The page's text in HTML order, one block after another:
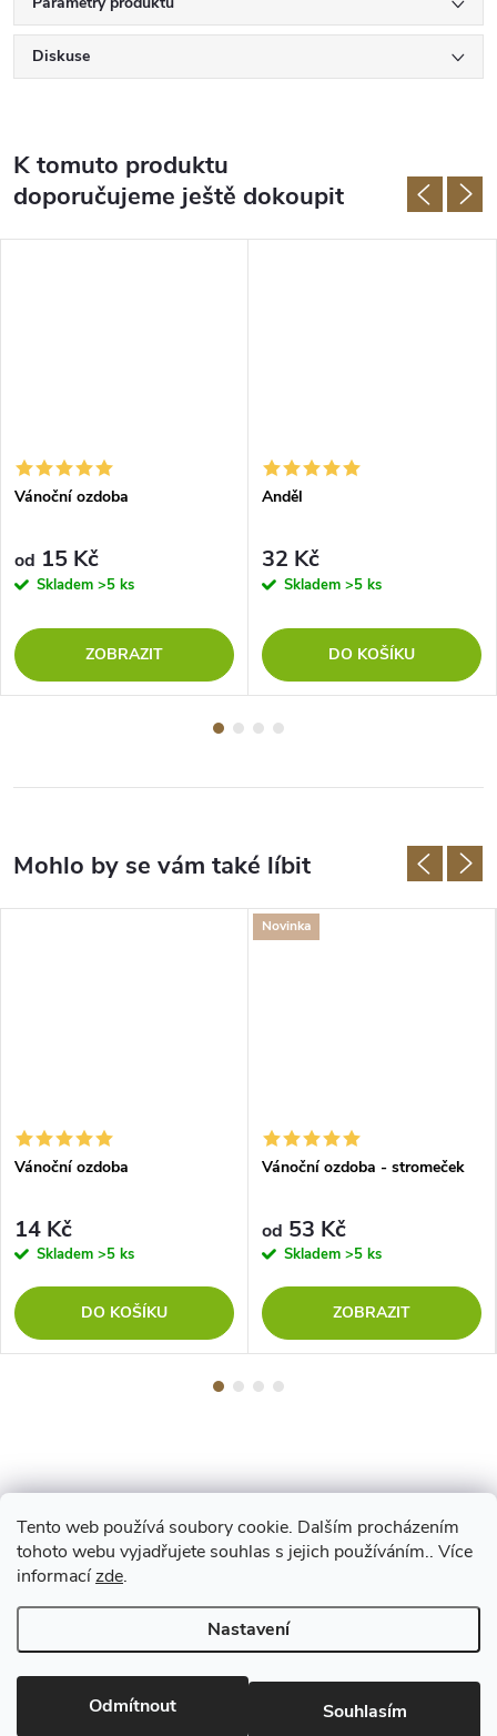
Tento web používá soubory cookie. Dalším procházením
tohoto webu vyjadřujete souhlas s jejich používáním.. Více
informacízde.
Nastavení
Odmítnout Souhlasím
Diskuse
K tomuto produktu
doporučujeme ještě dokoupit
Vánoční ozdoba
od 15 Kč
Skladem >5 ks
ZOBRAZIT
Anděl
32 Kč
Skladem >5 ks
DO KOŠÍKU
Vánoční ozdoba
14 Kč
Skladem >5 ks
DO KOŠÍKU
Novinka
Vánoční ozdoba - stromeček
od 53 Kč
Skladem >5 ks
ZOBRAZIT
Z
á
pCopyright 2026www.vyrejeme.cz. Všechna práva vyhrazena.Upravit
nastavení cookies